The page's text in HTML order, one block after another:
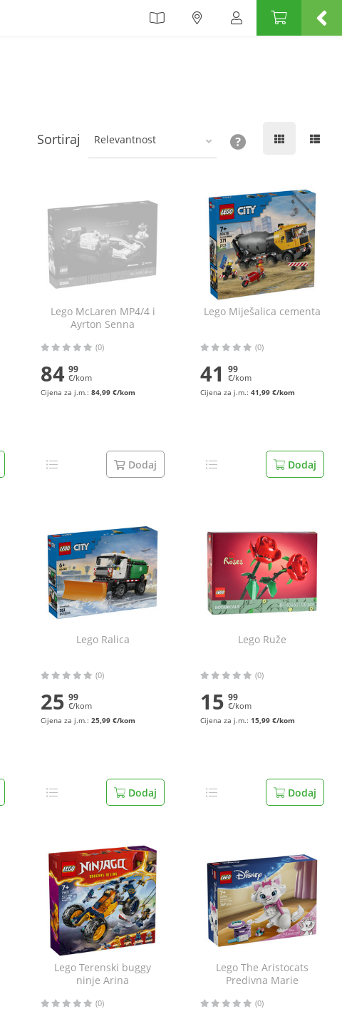
Sortiraj Relevantnost
Lego McLaren MP4/4 i
Ayrton Senna
(0)
84 99
€/kom
Cijena za j.m.: 84,99 €/kom
Dodaj
Lego Miješalica cementa
(0)
41 99
€/kom
Cijena za j.m.: 41,99 €/kom
Dodaj
Lego Ralica
(0)
25 99
€/kom
Cijena za j.m.: 25,99 €/kom
Dodaj
Lego Ruže
(0)
15 99
€/kom
Cijena za j.m.: 15,99 €/kom
Dodaj
Lego Terenski buggy
ninje Arina
(0)
Lego The Aristocats
Predivna Marie
(0)